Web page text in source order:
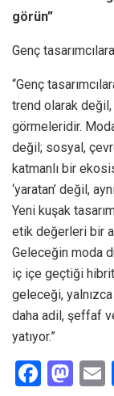
görün”
Genç
“Genç
trend olarak değil,
görmeleridir.
değil; sosyal,
katmanlı bir
‘yaratan’ değil,
Yeni kuşak
etik değerleri bir
Geleceğin moda
iç içe geçtiği
geleceği,
daha adil, şeffaf
yatıyor.”
F
M